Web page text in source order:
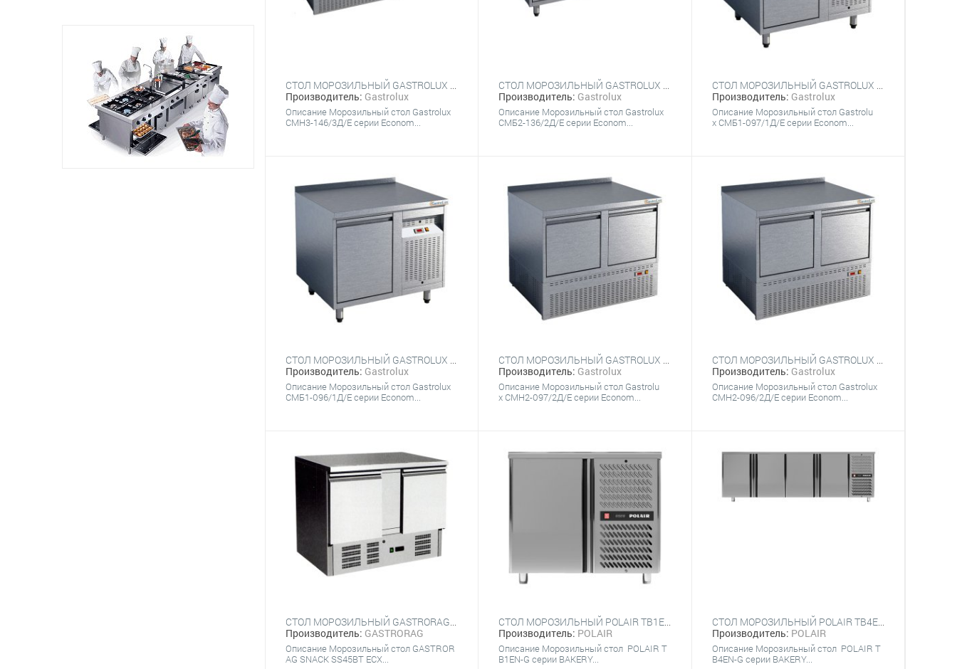
СТОЛ МОРОЗИЛЬНЫЙ GASTROLUX СМН3-146/3Д/Е
Производитель: Gastrolux
Описание Морозильный стол Gastrolux
СМН3-146/3Д/Е серии Econom...
СТОЛ МОРОЗИЛЬНЫЙ GASTROLUX СМБ2-136/2Д/Е
Производитель: Gastrolux
Описание Морозильный стол Gastrolux
СМБ2-136/2Д/Е серии Econom...
СТОЛ МОРОЗИЛЬНЫЙ GASTROLUX СМБ1-097/1Д/Е
Производитель: Gastrolux
Описание Морозильный стол Gastrolu
x СМБ1-097/1Д/Е серии Econom...
СТОЛ МОРОЗИЛЬНЫЙ GASTROLUX СМБ1-096/1Д/Е
Производитель: Gastrolux
Описание Морозильный стол Gastrolux
СМБ1-096/1Д/Е серии Econom...
СТОЛ МОРОЗИЛЬНЫЙ GASTROLUX СМН2-097/2Д/Е
Производитель: Gastrolux
Описание Морозильный стол Gastrolu
x СМН2-097/2Д/Е серии Econom...
СТОЛ МОРОЗИЛЬНЫЙ GASTROLUX СМН2-096/2Д/Е
Производитель: Gastrolux
Описание Морозильный стол Gastrolux
СМН2-096/2Д/Е серии Econom...
СТОЛ МОРОЗИЛЬНЫЙ GASTRORAG SNACK SS45BT ECX
Производитель: GASTRORAG
Описание Морозильный стол GASTROR
AG SNACK SS45BT ECX...
СТОЛ МОРОЗИЛЬНЫЙ POLAIR TB1EN-G БЕЗ БОРТА
Производитель: POLAIR
Описание Морозильный стол POLAIR T
B1EN-G серии BAKERY...
СТОЛ МОРОЗИЛЬНЫЙ POLAIR TB4EN-G БЕЗ БОРТА
Производитель: POLAIR
Описание Морозильный стол POLAIR T
B4EN-G серии BAKERY...